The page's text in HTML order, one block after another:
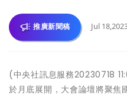
推廣新聞稿 Jul
(中央社訊息服務20230718
於月底展開，大會論壇將聚焦